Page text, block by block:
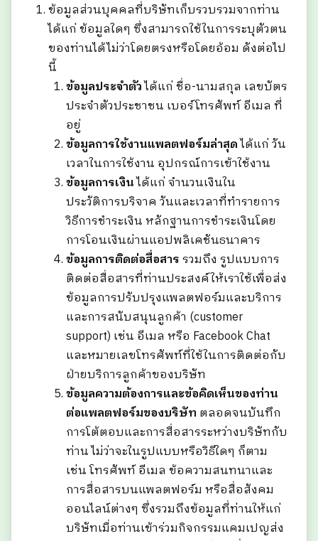
ข้อมูลส่วนบุคคลที่บริษัทเก็บรวบรวมจากท่าน
ได้แก่ ข้อมูลใดๆ ซึ่งสามารถใช้ในการระบุตัวตน
ของท่านได้ไม่ว่าโดยตรงหรือโดยอ้อม ดังต่อไป
นี้
ข้อมูลประจำตัวได้แก่ ชื่อ-นามสกุล เลขบัตร
ประจำตัวประชาชน เบอร์โทรศัพท์ อีเมล ที่
อยู่
ข้อมูลการใช้งานแพลตฟอร์มล่าสุดได้แก่ วัน
เวลาในการใช้งาน อุปกรณ์การเข้าใช้งาน
ข้อมูลการเงินได้แก่ จำนวนเงินใน
ประวัติการบริจาค วันและเวลาที่ทำรายการ
วิธีการชำระเงิน หลักฐานการชำระเงินโดย
การโอนเงินผ่านแอปพลิเคชันธนาคาร
ข้อมูลการติดต่อสื่อสารรวมถึง รูปแบบการ
ติดต่อสื่อสารที่ท่านประสงค์ให้เราใช้เพื่อส่ง
ข้อมูลการปรับปรุงแพลตฟอร์มและบริการ
และการสนับสนุนลูกค้า (customer
support) เช่น อีเมล หรือ Facebook Chat
และหมายเลขโทรศัพท์ที่ใช้ในการติดต่อกับ
ฝ่ายบริการลูกค้าของบริษัท
ข้อมูลความต้องการและข้อคิดเห็นของท่าน
ต่อแพลตฟอร์มของบริษัท ตลอดจนบันทึก
การโต้ตอบและการสื่อสารระหว่างบริษัทกับ
ท่าน ไม่ว่าจะในรูปแบบหรือวิธีใดๆ ก็ตาม
เช่น โทรศัพท์ อีเมล ข้อความสนทนาและ
การสื่อสารบนแพลตฟอร์ม หรือสื่อสังคม
ออนไลน์ต่างๆ ซึ่งรวมถึงข้อมูลที่ท่านให้แก่
บริษัทเมื่อท่านเข้าร่วมกิจกรรมแคมเปญส่ง